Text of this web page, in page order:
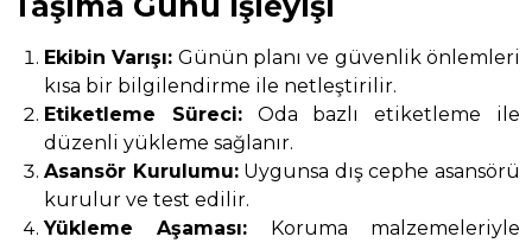
Ekibin Varışı: Günün planı ve güvenlik önlemleri
kısa bir bilgilendirme ile netleştirilir.
Etiketleme Süreci:Oda bazlı etiketleme ile
düzenli yükleme sağlanır.
Asansör Kurulumu:Uygunsa dış cephe asansörü
kurulur ve test edilir.
Yükleme Aşaması: Koruma malzemeleriyle